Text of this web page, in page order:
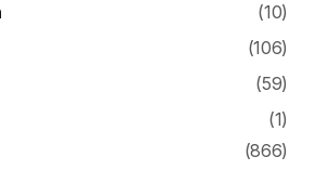
(10)
(106)
(59)
(1)
(866)